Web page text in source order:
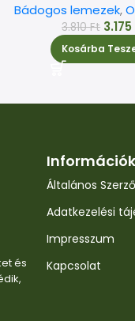
Bádogos lemezek,
3.810Ft 3.175
Kosárba
és
Információk
Általános
Adatkezelési
Impresszum
Kapcsolat